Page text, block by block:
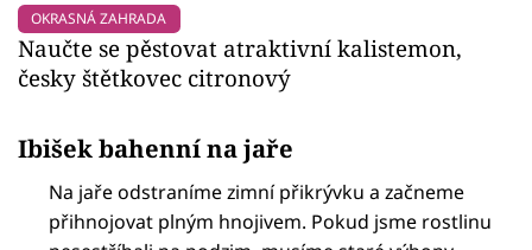
OKRASNÁ ZAHRADA
Naučte se pěstovat atraktivní kalistemon,
česky štětkovec citronový
Ibišek bahenní na jaře
Na jaře odstraníme zimní přikrývku a začneme
přihnojovat plným hnojivem. Pokud jsme rostlinu